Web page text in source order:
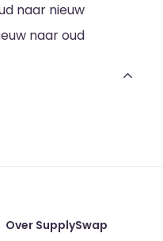
naar nieuw
naar oud
Over SupplySwap